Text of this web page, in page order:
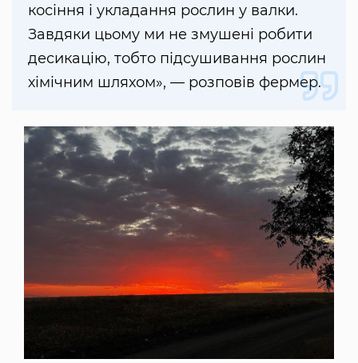
косіння і укладання рослин у валки.
Завдяки цьому ми не змушені робити
десикацію, тобто підсушивання рослин
хімічним шляхом», — розповів фермер.